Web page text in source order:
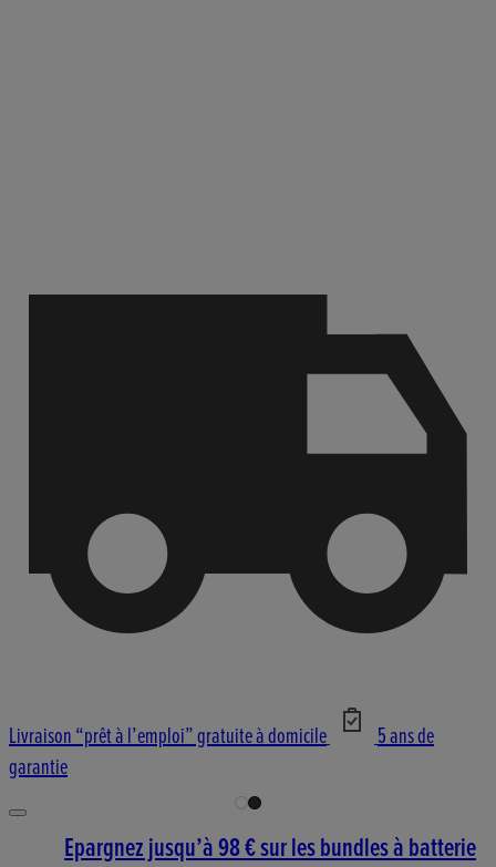
Livraison “prêt à l’emploi” gratuite à domicile
5 ans de
garantie
Epargnez jusqu’à 98 € sur les bundles à batterie